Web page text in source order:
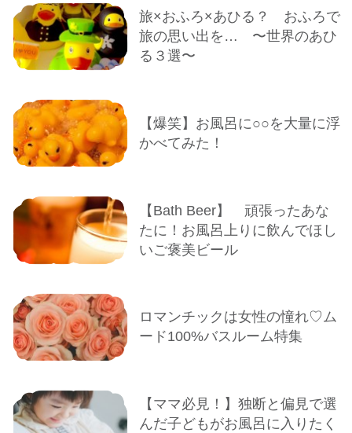
旅×おふろ×あひる？ おふろで
旅の思い出を… 〜世界のあひ
る３選〜
【爆笑】お風呂に○○を大量に浮
かべてみた！
【Bath Beer】 頑張ったあな
たに！お風呂上りに飲んでほし
いご褒美ビール
ロマンチックは女性の憧れ♡ム
ード100%バスルーム特集
【ママ必見！】独断と偏見で選
んだ子どもがお風呂に入りたく